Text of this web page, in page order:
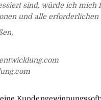
sind, würde ich mich
und alle erforderlichen